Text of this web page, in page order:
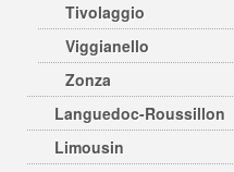
Tivolaggio
Viggianello
Zonza
Languedoc-Roussillon
Limousin